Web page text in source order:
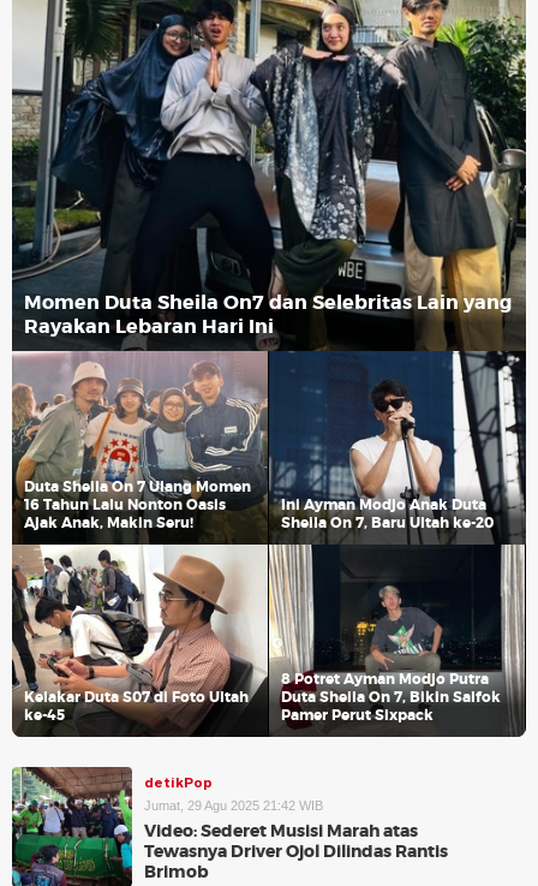
Momen Duta Sheila On7 dan Selebritas Lain yang
Rayakan Lebaran Hari Ini
Duta Sheila On 7 Ulang Momen
16 Tahun Lalu Nonton Oasis
Ajak Anak, Makin Seru!
Ini Ayman Modjo Anak Duta
Sheila On 7, Baru Ultah ke-20
Kelakar Duta S07 di Foto Ultah
ke-45
8 Potret Ayman Modjo Putra
Duta Sheila On 7, Bikin Salfok
Pamer Perut Sixpack
detikPop
Jumat, 29 Agu 2025 21:42 WIB
Video: Sederet Musisi Marah atas
Tewasnya Driver Ojol Dilindas Rantis
Brimob